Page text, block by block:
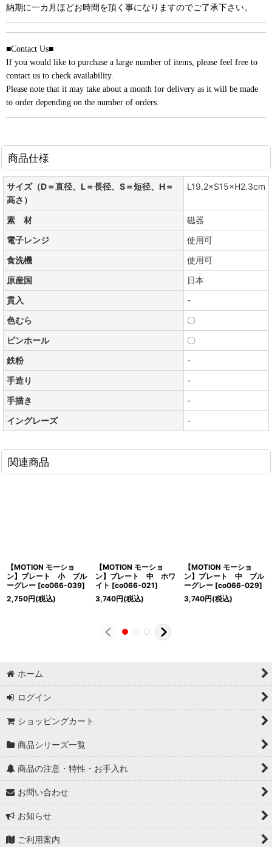
納期に一カ月ほどお時間を頂く事になりますのでご了承下さい。
■Contact Us■
If you would like to purchase a large number of items, please feel free to
contact us to check availability.
Please note that it may take about a month for delivery as it will be made
to order depending on the number of orders.
商品仕様
サイズ（D＝直径、L＝長径、S＝短径、H＝
高さ）
L19.2×S15×H2.3cm
素 材
磁器
電子レンジ
使用可
食洗機
使用可
原産国
日本
貫入
-
色むら
〇
ピンホール
〇
鉄粉
-
手造り
-
手描き
-
イングレーズ
-
関連商品
【MOTION モーショ
ン】プレート 小 ブル
ーグレー [co066-039]
2,750円(税込)
【MOTION モーショ
ン】プレート 中 ホワ
イト [co066-021]
3,740円(税込)
【MOTION モーショ
ン】プレート 中 ブル
ーグレー [co066-029]
3,740円(税込)
ホーム
ログイン
ショッピングカート
商品シリーズ一覧
商品の注意・特性・お手入れ
お問い合わせ
お知らせ
ご利用案内